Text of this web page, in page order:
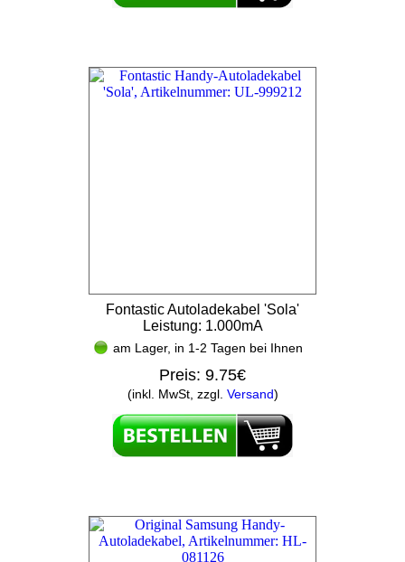
Fontastic Autoladekabel 'Sola'
Leistung: 1.000mA
am Lager, in 1-2 Tagen bei Ihnen
Preis: 9.75€
(inkl. MwSt, zzgl. Versand)